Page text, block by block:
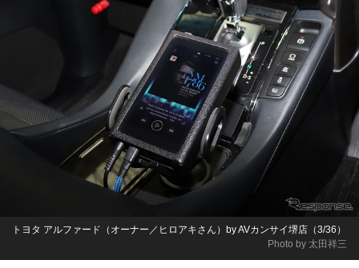
Photo by 太田祥三
トヨタ アルファード（オーナー／ヒロアキさん）by AVカンサイ堺店（3/36）